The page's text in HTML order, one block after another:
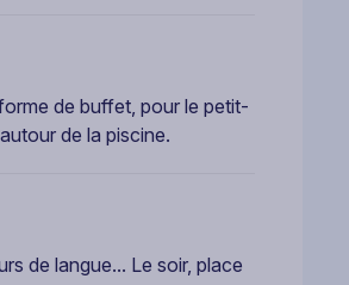
de buffet, pour le petit-
de la piscine.
de langue... Le soir, place